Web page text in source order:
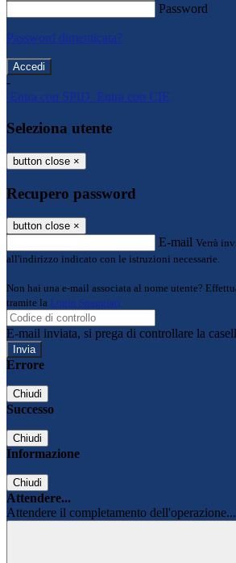
Password
Password dimenticata?
-
Entra con SPID Entra con CIE
Seleziona utente
button close ×
Recupero password
button close ×
E-mail Verrà
all'indirizzo indicato con le istruzioni necessarie.
Non hai una e-mail associata al nome utente?
tramite la Login Spaggiari
E-mail inviata, si prega di controllare la
Errore
Chiudi
Successo
Chiudi
Informazione
Chiudi
Attendere...
Attendere il completamento dell'operazione...